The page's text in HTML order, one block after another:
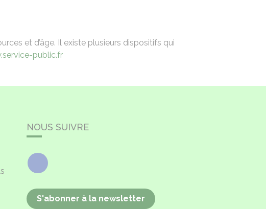
et d’âge. Il existe plusieurs dispositifs qui
public.fr
NOUS SUIVRE
Facebook
S'abonner à la newsletter